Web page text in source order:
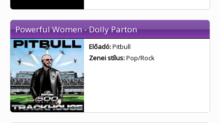
Powerful Women - Dolly Parton
Előadó:Pitbull
Zenei stílus:Pop/Rock